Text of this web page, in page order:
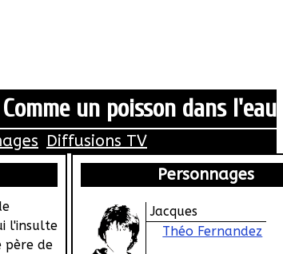
un poisson dans l'eau
Diffusions TV
l'insulte
père de
Personnages
Jacques
Théo Fernandez